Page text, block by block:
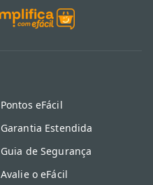
Pontos eFácil
Garantia Estendida
Guia de Segurança
Avalie o eFácil